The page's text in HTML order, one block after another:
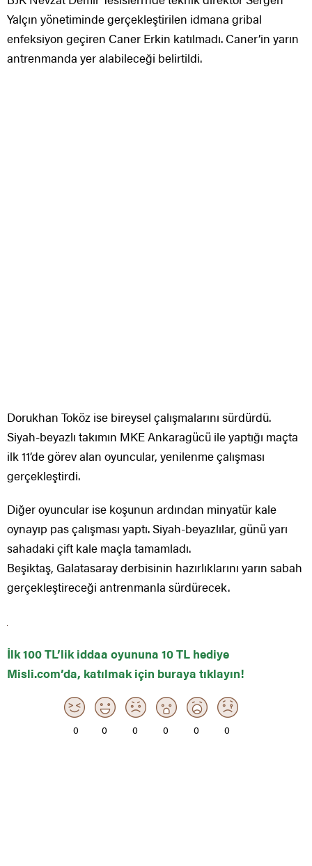
Yalçın yönetiminde gerçekleştirilen idmana gribal
enfeksiyon geçiren Caner Erkin katılmadı. Caner’in yarın
antrenmanda yer alabileceği belirtildi.
Dorukhan Toköz ise bireysel çalışmalarını sürdürdü.
Siyah-beyazlı takımın MKE Ankaragücü ile yaptığı maçta
ilk 11’de görev alan oyuncular, yenilenme çalışması
gerçekleştirdi.
Diğer oyuncular ise koşunun ardından minyatür kale
oynayıp pas çalışması yaptı. Siyah-beyazlılar, günü yarı
sahadaki çift kale maçla tamamladı.
Beşiktaş, Galatasaray derbisinin hazırlıklarını yarın sabah
gerçekleştireceği antrenmanla sürdürecek.
İlk 100 TL’lik iddaa oyununa 10 TL hediye
Misli.com’da, katılmak için buraya tıklayın!
0 0 0 0 0 0